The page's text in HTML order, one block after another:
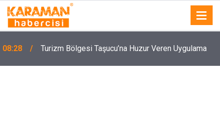
08:28 Turizm Bölgesi Taşucu’na Huzur Veren Uygulama